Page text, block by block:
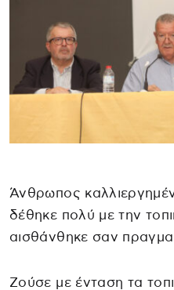
Άνθρωπος
δέθηκε πολύ με την
αισθάνθηκε σαν
Ζούσε με ένταση τα